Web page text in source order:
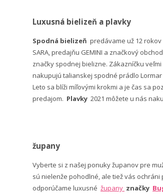
Luxusná bielizeň a plavky
Spodná bielizeň predávame už 12
SARA, predajňu GEMINI a značkový
značky spodnej bielizne. Zákazníčku
nakupujú talianskej spodné prádlo Lormar
Leto sa blíži míľovými krokmi a je čas sa
predajom. Plavky 2021 môžete u nás
župany
Vyberte si z našej ponuky županov pre
sú nielenže pohodlné, ale tiež vás
odporúčame luxusné župany značky